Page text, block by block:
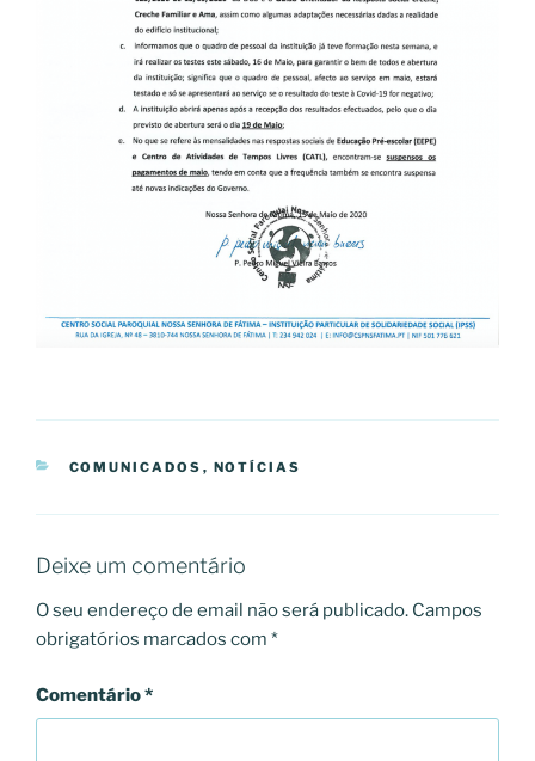
CATEGORIAS
COMUNICADOS , NOTÍCIAS
Deixe um comentário
O seu endereço de email não será publicado. Campos
obrigatórios marcados com *
Comentário*